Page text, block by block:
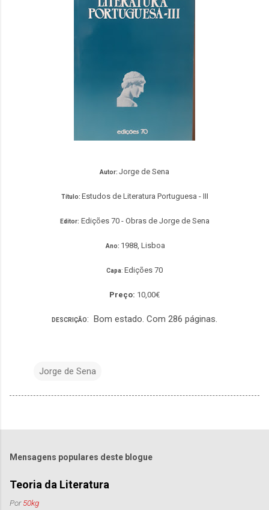
Autor: Jorge de Sena
Título: Estudos de Literatura Portuguesa - III
Editor: Edições 70 - Obras de Jorge de Sena
Ano: 1988, Lisboa
Capa: Edições 70
Preço: 10,00€
DESCRIÇÃO: Bom estado. Com 286 páginas.
Jorge de Sena
Mensagens populares deste blogue
Teoria da Literatura
Por50kg